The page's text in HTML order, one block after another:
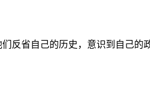
反省自己的历史，意识到自己的